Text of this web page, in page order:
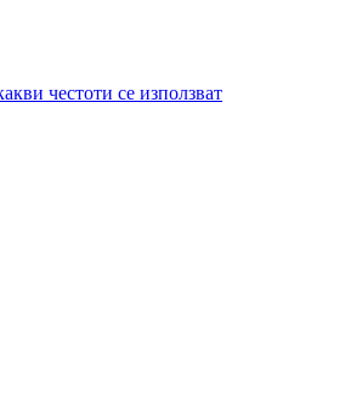
честоти се използват